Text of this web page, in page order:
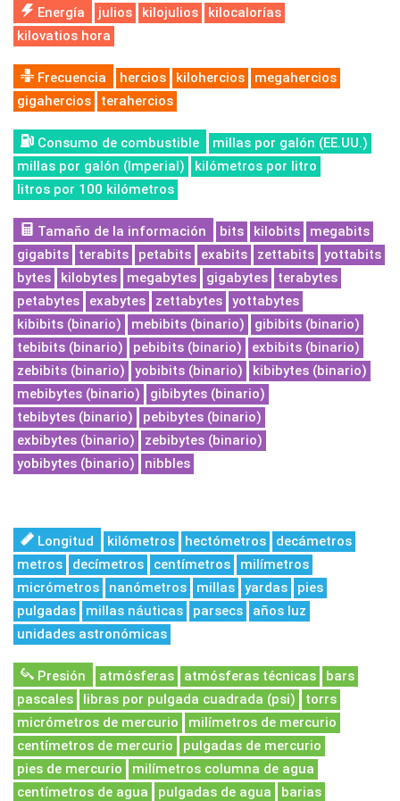
Energía julios kilojulios
kilocalorías
kilovatios hora
Frecuencia hercios kilohercios
megahercios
gigahercios
terahercios
Consumo de combustible
millas por galón (EE.UU.)
millas por galón (Imperial)
kilómetros por litro
litros por 100 kilómetros
Tamaño de la información bits kilobits
megabits
gigabits
terabits petabits exabits zettabits
yottabits
bytes
kilobytes megabytes gigabytes
terabytes
petabytes
exabytes zettabytes
yottabytes
kibibits (binario)
mebibits (binario)
gibibits (binario)
tebibits (binario)
pebibits (binario)
exbibits (binario)
zebibits (binario)
yobibits (binario)
kibibytes (binario)
mebibytes (binario)
gibibytes (binario)
tebibytes (binario)
pebibytes (binario)
exbibytes (binario)
zebibytes (binario)
yobibytes (binario)
nibbles
Longitud kilómetros hectómetros
decámetros
metros
decímetros centímetros
milímetros
micrómetros
nanómetros millas yardas
pies
pulgadas
millas náuticas parsecs
años luz
unidades astronómicas
Presión atmósferas atmósferas técnicas
bars
pascales
libras por pulgada cuadrada (psi)
torrs
micrómetros de mercurio
milímetros de mercurio
centímetros de mercurio
pulgadas de mercurio
pies de mercurio
milímetros columna de agua
centímetros de agua
pulgadas de agua barias